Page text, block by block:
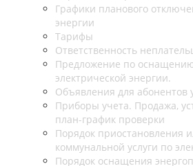
Графики планового
энергии
Тарифы
Ответственность
Предложение по
электрической энергии.
Объявления для
Приборы учета. Продажа,
план-график проверки
Порядок приостановления
коммунальной услуги по
Порядок оснащения